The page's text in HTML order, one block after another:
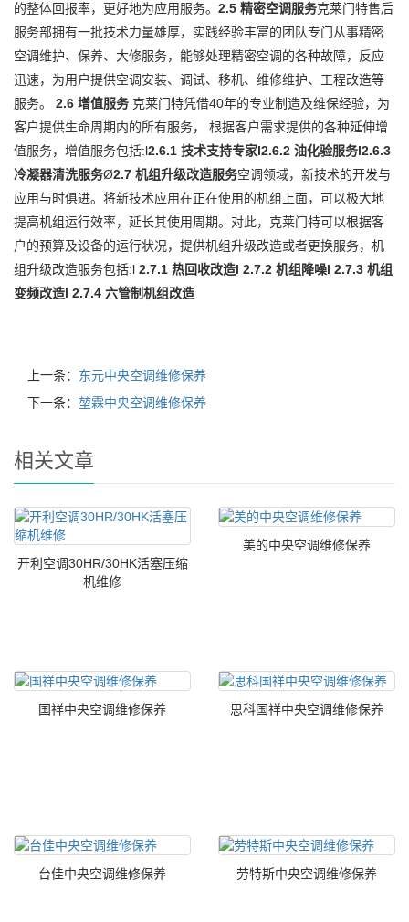
的整体回报率，更好地为应用服务。 2.5 精密空调服务克莱门特售后
服务部拥有一批技术力量雄厚，实践经验丰富的团队专门从事精密
空调维护、保养、大修服务，能够处理精密空调的各种故障，反应
迅速，为用户提供空调安装、调试、移机、维修维护、工程改造等
服务。 2.6 增值服务 克莱门特凭借40年的专业制造及维保经验，为
客户提供生命周期内的所有服务， 根据客户需求提供的各种延伸增
值服务，增值服务包括:l2.6.1 技术支持专家l2.6.2 油化验服务l2.6.3
冷凝器清洗服务Ø2.7 机组升级改造服务空调领域，新技术的开发与
应用与时俱进。将新技术应用在正在使用的机组上面，可以极大地
提高机组运行效率，延长其使用周期。对此，克莱门特可以根据客
户的预算及设备的运行状况，提供机组升级改造或者更换服务，机
组升级改造服务包括:l 2.7.1 热回收改造l 2.7.2 机组降噪l 2.7.3 机组
变频改造l 2.7.4 六管制机组改造
上一条： 东元中央空调维修保养
下一条： 堃霖中央空调维修保养
相关文章
开利空调30HR/30HK活塞压缩
机维修
美的中央空调维修保养
国祥中央空调维修保养 思科国祥中央空调维修保养
台佳中央空调维修保养 劳特斯中央空调维修保养